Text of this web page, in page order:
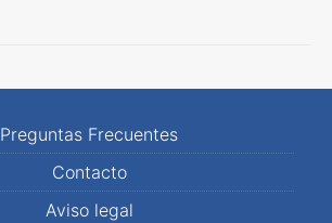
Preguntas Frecuentes
Contacto
Aviso legal